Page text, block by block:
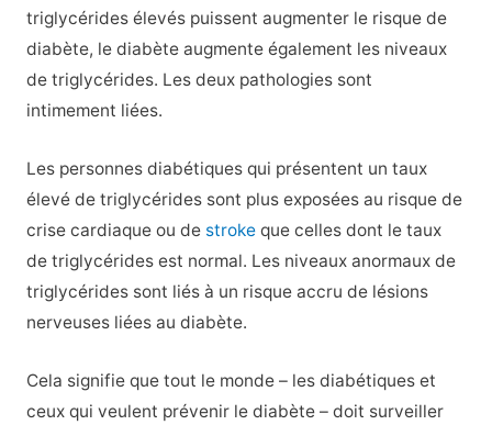
triglycérides élevés puissent augmenter le risque de
diabète, le diabète augmente également les niveaux
de triglycérides. Les deux pathologies sont
intimement liées.
Les personnes diabétiques qui présentent un taux
élevé de triglycérides sont plus exposées au risque de
crise cardiaque ou de strokeque celles dont le taux
de triglycérides est normal. Les niveaux anormaux de
triglycérides sont liés à un risque accru de lésions
nerveuses liées au diabète.
Cela signifie que tout le monde – les diabétiques et
ceux qui veulent prévenir le diabète – doit surveiller